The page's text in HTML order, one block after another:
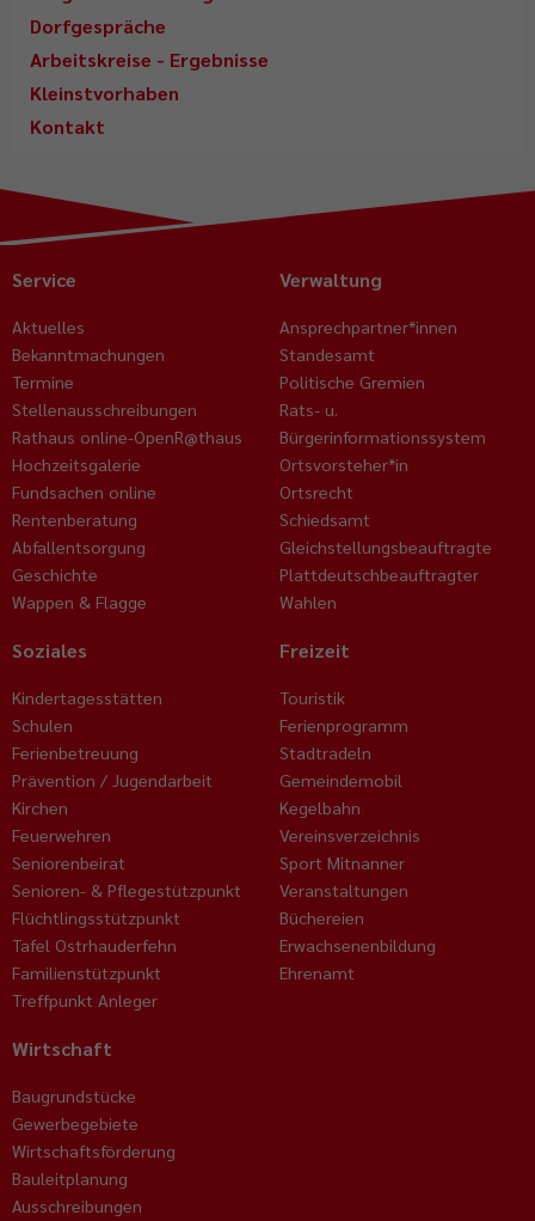
Dorfgespräche
Arbeitskreise - Ergebnisse
Kleinstvorhaben
Kontakt
Service
Aktuelles
Bekanntmachungen
Termine
Stellenausschreibungen
Rathaus online-OpenR@thaus
Hochzeitsgalerie
Fundsachen online
Rentenberatung
Abfallentsorgung
Geschichte
Wappen & Flagge
Verwaltung
Ansprechpartner*innen
Standesamt
Politische Gremien
Rats- u.
Bürgerinformationssystem
Ortsvorsteher*in
Ortsrecht
Schiedsamt
Gleichstellungsbeauftragte
Plattdeutschbeauftragter
Wahlen
Soziales
Kindertagesstätten
Schulen
Ferienbetreuung
Prävention / Jugendarbeit
Kirchen
Feuerwehren
Seniorenbeirat
Senioren- & Pflegestützpunkt
Flüchtlingsstützpunkt
Tafel Ostrhauderfehn
Familienstützpunkt
Treffpunkt Anleger
Freizeit
Touristik
Ferienprogramm
Stadtradeln
Gemeindemobil
Kegelbahn
Vereinsverzeichnis
Sport Mitnanner
Veranstaltungen
Büchereien
Erwachsenenbildung
Ehrenamt
Wirtschaft
Baugrundstücke
Gewerbegebiete
Wirtschaftsförderung
Bauleitplanung
Ausschreibungen